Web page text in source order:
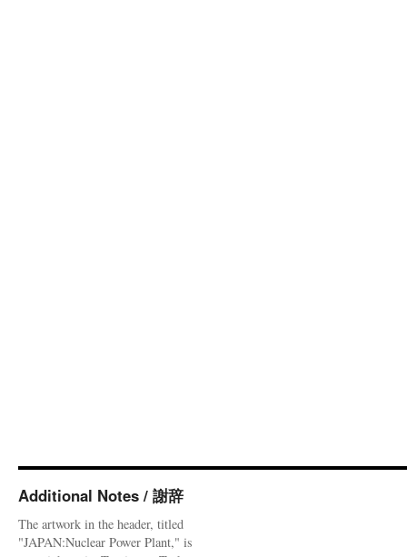
Additional Notes / 謝辞
The artwork in the header, titled
"JAPAN:Nuclear Power Plant," is